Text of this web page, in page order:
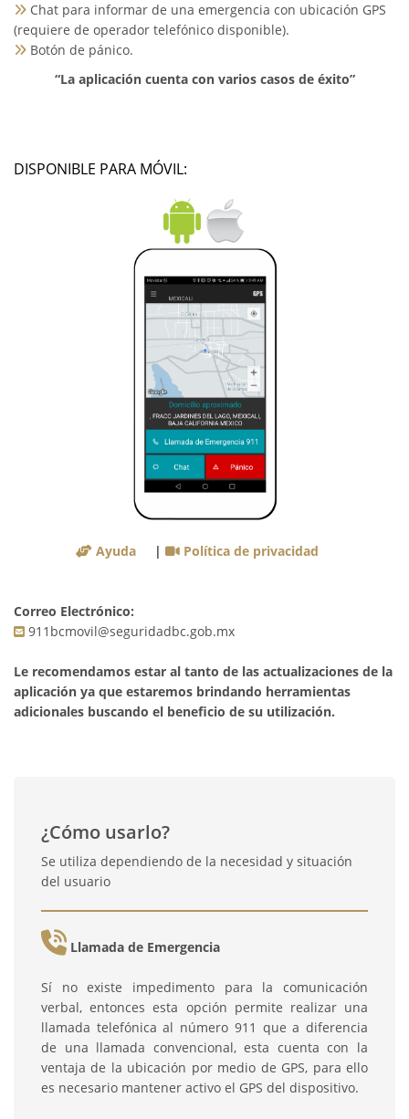
Chat para informar de una emergencia con ubicación GPS
(requiere de operador telefónico disponible).
Botón de pánico.
“La aplicación cuenta con varios casos de éxito”
DISPONIBLE PARA MÓVIL:
Ayuda | Política de privacidad
Correo Electrónico:
911bcmovil@seguridadbc.gob.mx
Le recomendamos estar al tanto de las actualizaciones de la
aplicación ya que estaremos brindando herramientas
adicionales buscando el beneficio de su utilización.
¿Cómo usarlo?
Se utiliza dependiendo de la necesidad y situación
del usuario
Llamada de Emergencia
Sí no existe impedimento para la comunicación
verbal, entonces esta opción permite realizar una
llamada telefónica al número 911 que a diferencia
de una llamada convencional, esta cuenta con la
ventaja de la ubicación por medio de GPS, para ello
es necesario mantener activo el GPS del dispositivo.